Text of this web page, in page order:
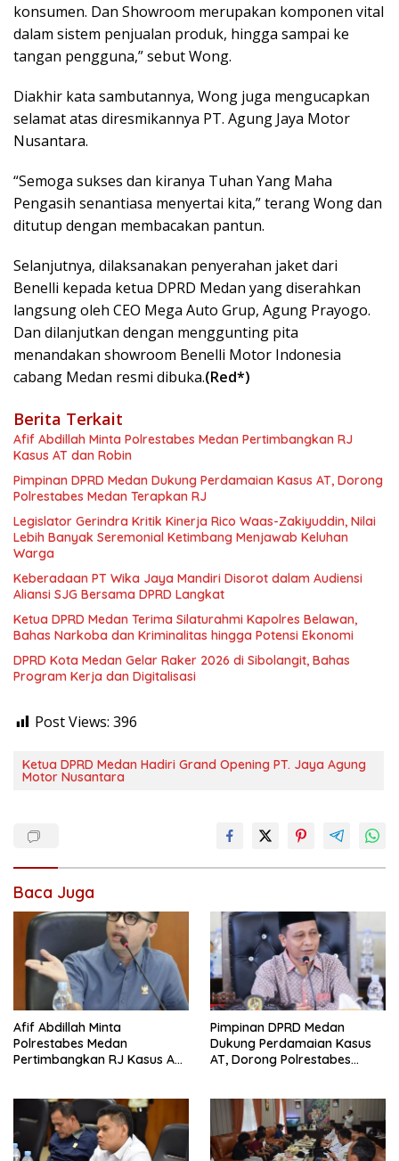
konsumen. Dan Showroom merupakan komponen vital
dalam sistem penjualan produk, hingga sampai ke
tangan pengguna,” sebut Wong.
Diakhir kata sambutannya, Wong juga mengucapkan
selamat atas diresmikannya PT. Agung Jaya Motor
Nusantara.
“Semoga sukses dan kiranya Tuhan Yang Maha
Pengasih senantiasa menyertai kita,” terang Wong dan
ditutup dengan membacakan pantun.
Selanjutnya, dilaksanakan penyerahan jaket dari
Benelli kepada ketua DPRD Medan yang diserahkan
langsung oleh CEO Mega Auto Grup, Agung Prayogo.
Dan dilanjutkan dengan menggunting pita
menandakan showroom Benelli Motor Indonesia
cabang Medan resmi dibuka.(Red*)
Berita Terkait
Afif Abdillah Minta Polrestabes Medan Pertimbangkan RJ
Kasus AT dan Robin
Pimpinan DPRD Medan Dukung Perdamaian Kasus AT, Dorong
Polrestabes Medan Terapkan RJ
Legislator Gerindra Kritik Kinerja Rico Waas-Zakiyuddin, Nilai
Lebih Banyak Seremonial Ketimbang Menjawab Keluhan
Warga
Keberadaan PT Wika Jaya Mandiri Disorot dalam Audiensi
Aliansi SJG Bersama DPRD Langkat
Ketua DPRD Medan Terima Silaturahmi Kapolres Belawan,
Bahas Narkoba dan Kriminalitas hingga Potensi Ekonomi
DPRD Kota Medan Gelar Raker 2026 di Sibolangit, Bahas
Program Kerja dan Digitalisasi
Post Views: 396
Ketua DPRD Medan Hadiri Grand Opening PT. Jaya Agung
Motor Nusantara
Baca Juga
Afif Abdillah Minta
Polrestabes Medan
Pertimbangkan RJ Kasus AT
Pimpinan DPRD Medan
Dukung Perdamaian Kasus
AT, Dorong Polrestabes